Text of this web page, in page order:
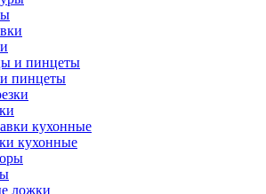
пинцеты
кухонные